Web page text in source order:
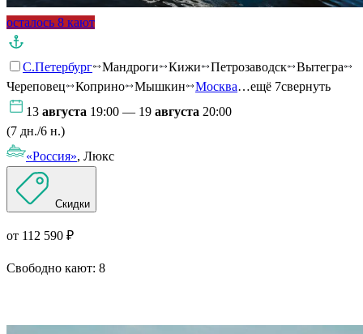
осталось 8 кают
С.Петербург Мандроги Кижи Петрозаводск
Вытегра
Череповец
Коприно Мышкин Москва…ещё 7свернуть
13 августа 19:00 — 19 августа 20:00
(7 дн./6 н.)
«Россия», Люкс
Скидки
от 112 590 ₽
Свободно кают: 8